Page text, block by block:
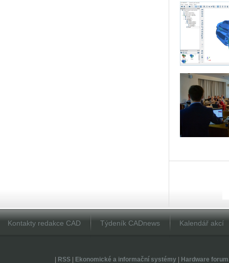
Kontakty redakce CAD Týdeník CADnews Kalendář akcí
RSS| Ekonomické a informační systémy| Hardware forum